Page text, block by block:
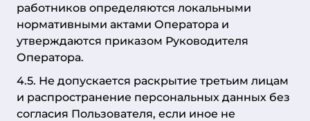
работников определяются локальными
нормативными актами Оператора и
утверждаются приказом Руководителя
Оператора.
4.5. Не допускается раскрытие третьим лицам
и распространение персональных данных без
согласия Пользователя, если иное не